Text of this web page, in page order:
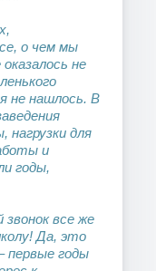
о чем мы
не
не нашлось. В
нагрузки для
и
годы,
все же
Да, это
первые годы